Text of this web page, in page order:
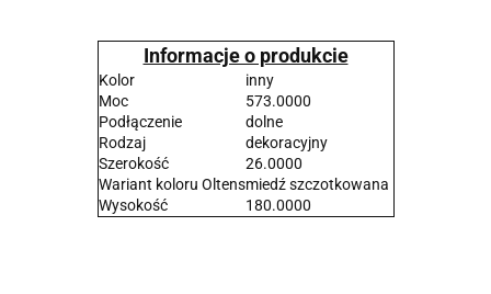
Informacje o produkcie
Kolor
inny
Moc
573.0000
Podłączenie
dolne
Rodzaj
dekoracyjny
Szerokość
26.0000
Wariant koloru Oltensmiedź szczotkowana
Wysokość
180.0000